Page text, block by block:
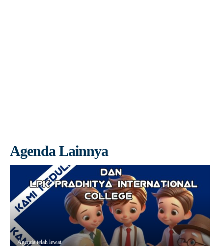
Agenda Lainnya
Agenda telah lewat